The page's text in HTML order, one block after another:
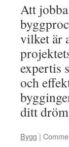
Att
vilket är
expertis
och
ditt
Bygg |